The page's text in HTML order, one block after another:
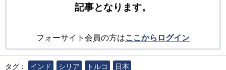
記事となります。
フォーサイト会員の方はここからログイン
タグ： インド シリア トルコ
日本